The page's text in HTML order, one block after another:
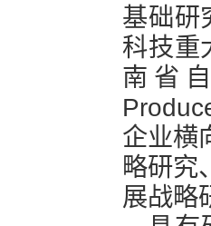
基础研
科技重
南省
企业横
略研究
展战略